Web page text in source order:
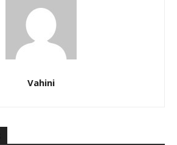
Vahini